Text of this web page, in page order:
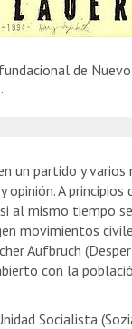
de
un partido y
opinión. A
al mismo tiempo
movimientos
Aufbruch
con la
Socialista